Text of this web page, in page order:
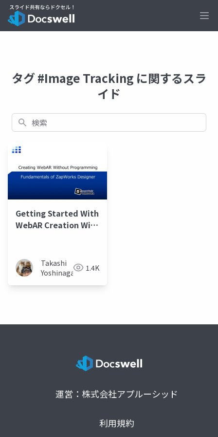
タグ #Image Tracking に関するスラ
イド
検索
Getting Started With
WebAR Creation With
Takashi
Yoshinaga
1.4K
運営：株式会社アプルーシッド
利用規約